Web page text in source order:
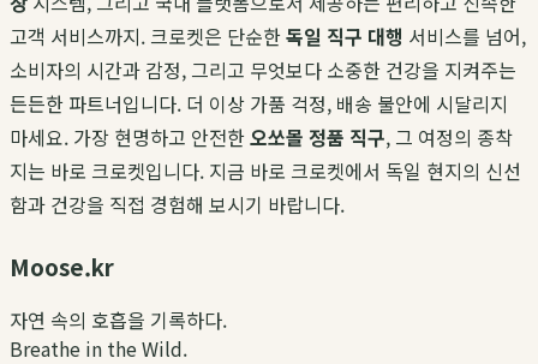
고객 서비스까지. 크로켓은 단순한독일 직구 대행 서비스를 넘어,
소비자의 시간과 감정, 그리고 무엇보다 소중한 건강을 지켜주는
든든한 파트너입니다. 더 이상 가품 걱정, 배송 불안에 시달리지
마세요. 가장 현명하고 안전한오쏘몰 정품 직구, 그 여정의 종착
지는 바로 크로켓입니다. 지금 바로 크로켓에서 독일 현지의 신선
함과 건강을 직접 경험해 보시기 바랍니다.
Moose.kr
자연 속의 호흡을 기록하다.
Breathe in the Wild.